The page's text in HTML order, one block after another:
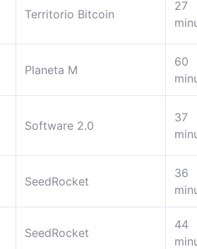
Territorio Bitcoin
27
Planeta M
60
Software 2.0
37
SeedRocket
36
SeedRocket
44